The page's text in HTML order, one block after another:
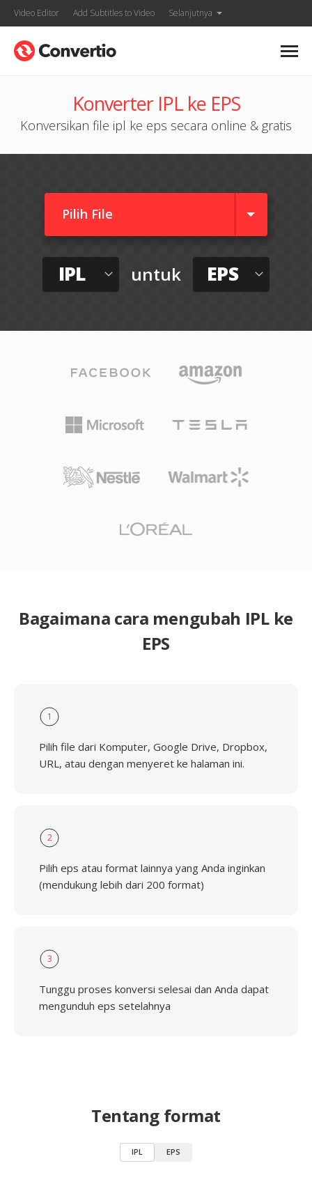
Video Editor Add Subtitles to Video Selanjutnya
Konverter IPL ke EPS
Konversikan file ipl ke eps secara online & gratis
Pilih File
IPL untuk EPS
Bagaimana cara mengubah IPL ke
EPS
1
Pilih file dari Komputer, Google Drive, Dropbox,
URL, atau dengan menyeret ke halaman ini.
2
Pilih eps atau format lainnya yang Anda inginkan
(mendukung lebih dari 200 format)
3
Tunggu proses konversi selesai dan Anda dapat
mengunduh eps setelahnya
Tentang format
IPL EPS